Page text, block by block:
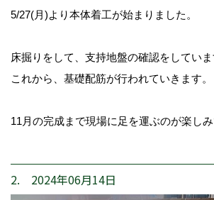
5/27(月)より本体着工が始まりました。
床掘りをして、支持地盤の確認をしていま
これから、基礎配筋が行われていきます。
11月の完成まで現場に足を運ぶのが楽しみ
2. 2024年06月14日